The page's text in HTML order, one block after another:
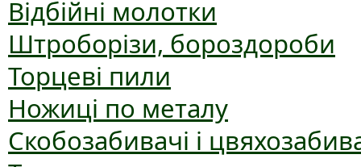
Відбійні молотки
Штроборізи, бороздороби
Торцеві пили
Ножиці по металу
Скобозабивачі і